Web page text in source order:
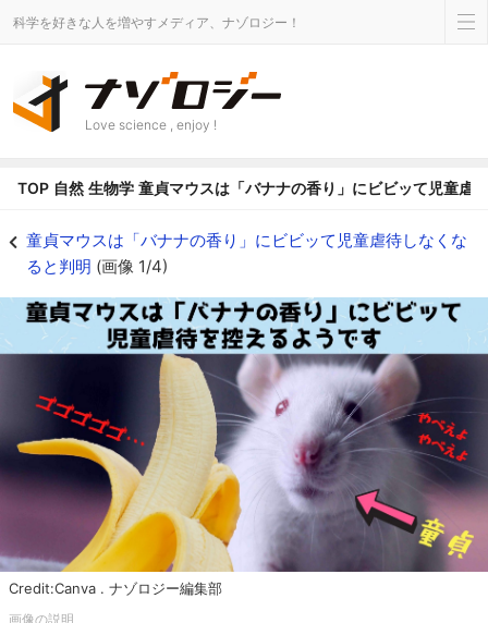
科学を好きな人を増やすメディア、ナゾロジー！
Love science , enjoy !
TOP 自然 生物学 童貞マウスは「バナナの香り」にビビッて児童虐
童貞マウスは「バナナの香り」にビビッて児童虐待しなくな
ると判明 (画像 1/4)
Credit:Canva . ナゾロジー編集部